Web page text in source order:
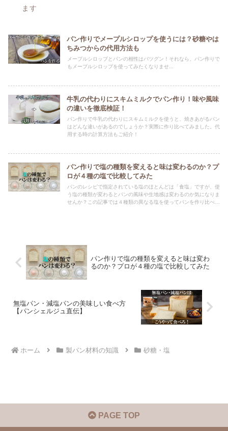
ます
パン作りでメープルシロップを使うには？砂糖やは
ちみつからの代用方法も
メープルシロップとパンの相性はバツグン！それなら、パン作りで
もメープルシロップを使ってみたくなりませ...
牛乳の代わりにスキムミルクでパン作り！味や風味
の違いを徹底検証！
パン作りで牛乳の代わりにスキムミルクを使うと、焼きあがるパン
はどんな違いがあるのでしょうか？実際に作り比べてみました。代
用する時の計算方法もご紹介！
パン作りで塩の種類を変えると味は変わるのか？プ
ロが４種の塩で比較してみた
パンのレシピで指定されている塩のほとんどは「食塩」ですが、使
う塩の種類が変わるとパンの風味や生地感は変わるのか気になりま
せんか？この記事では４種類の異なる塩を使ってパンを作り比べた
パン作りで塩の種類を変えると味は変わ
るのか？プロが４種の塩で比較してみた
無塩パン・減塩パンの美味しい食べ方
【パンシェルジュ直伝】
ホーム 製パン材料の知識 砂糖・塩
PAGE TOP